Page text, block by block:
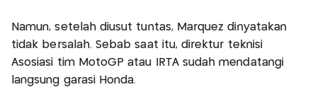
Namun, setelah diusut tuntas, Marquez dinyatakan
tidak bersalah. Sebab saat itu, direktur teknisi
Asosiasi tim MotoGP atau IRTA sudah mendatangi
langsung garasi Honda.